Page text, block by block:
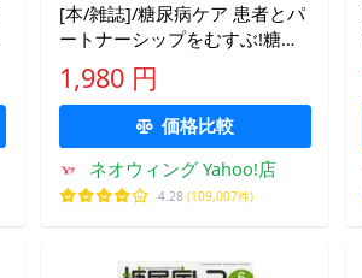
[本/雑誌]/糖尿病ケア 患者とパ
ートナーシップをむすぶ!糖尿
病スタッフ応援専門誌
Vol.14No.2(2017-2)/メディカ出
版
1,980 円
価格比較
ネオウィング Yahoo!店
4.28 (109,007件)